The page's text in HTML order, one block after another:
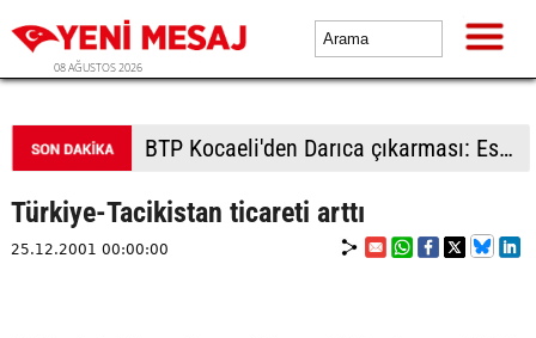
08 AĞUSTOS 2026
BTP kadrolarından Çorlu'da saha çalışması: Vatandaşlardan yoğun ilgi
Türkiye-Tacikistan ticareti arttı
25.12.2001 00:00:00